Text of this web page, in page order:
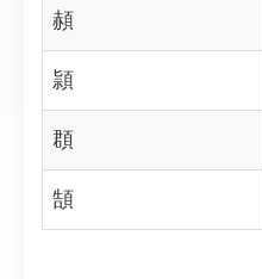
頳
頴
頵
頶